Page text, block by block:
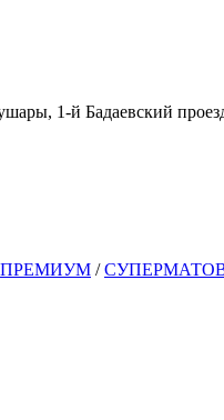
1-й Бадаевский
ПРЕМИУМ /